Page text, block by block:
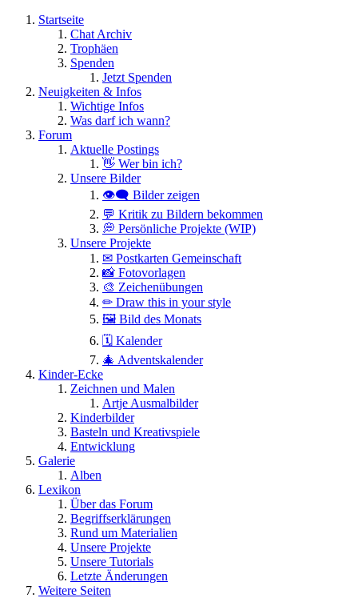
Startseite
Chat Archiv
Trophäen
Spenden
Jetzt Spenden
Neuigkeiten & Infos
Wichtige Infos
Was darf ich wann?
Forum
Aktuelle Postings
👋 Wer bin ich?
Unsere Bilder
👁️‍🗨️ Bilder zeigen
💬 Kritik zu Bildern bekommen
💭 Persönliche Projekte (WIP)
Unsere Projekte
✉ Postkarten Gemeinschaft
📸 Fotovorlagen
🎨 Zeichenübungen
✏ Draw this in your style
🖼 Bild des Monats
🗓 Kalender
🎄 Adventskalender
Kinder-Ecke
Zeichnen und Malen
Artje Ausmalbilder
Kinderbilder
Basteln und Kreativspiele
Entwicklung
Galerie
Alben
Lexikon
Über das Forum
Begriffserklärungen
Rund um Materialien
Unsere Projekte
Unsere Tutorials
Letzte Änderungen
Weitere Seiten